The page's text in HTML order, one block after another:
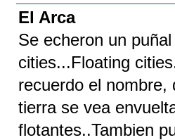
El Arca
Se echeron un
cities...Floating
recuerdo el nombre,
tierra se vea
flotantes..Tambien